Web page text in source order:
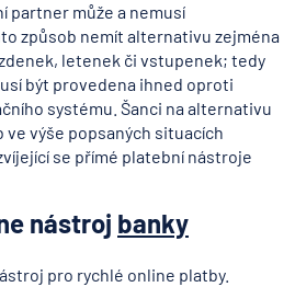
partner může a nemusí
způsob nemít alternativu zejména
letenek či vstupenek; tedy
být provedena ihned oproti
systému. Šanci na alternativu
ve výše popsaných situacích
se přímé platební nástroje
nástroj banky
pro rychlé online platby.